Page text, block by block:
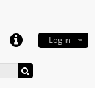
Log in